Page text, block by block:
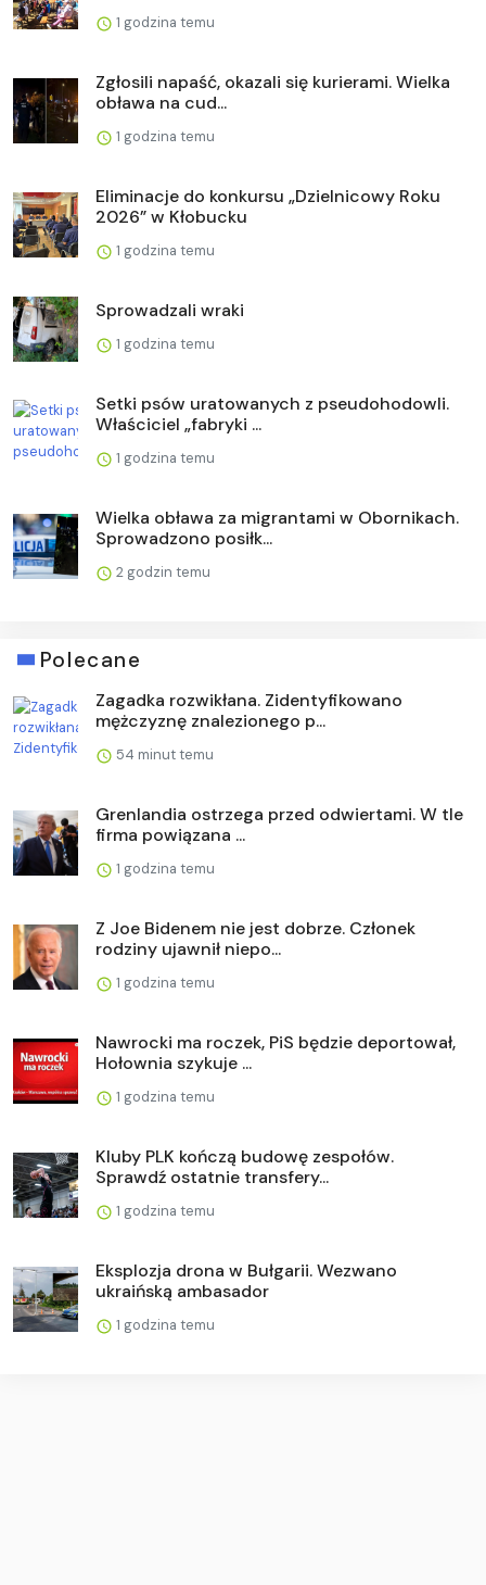
1 godzina temu
Zgłosili napaść, okazali się kurierami. Wielka
obława na cud...
1 godzina temu
Eliminacje do konkursu „Dzielnicowy Roku
2026” w Kłobucku
1 godzina temu
Sprowadzali wraki
1 godzina temu
Setki psów uratowanych z pseudohodowli.
Właściciel „fabryki ...
1 godzina temu
Wielka obława za migrantami w Obornikach.
Sprowadzono posiłk...
2 godzin temu
Polecane
Zagadka rozwikłana. Zidentyfikowano
mężczyznę znalezionego p...
54 minut temu
Grenlandia ostrzega przed odwiertami. W tle
firma powiązana ...
1 godzina temu
Z Joe Bidenem nie jest dobrze. Członek
rodziny ujawnił niepo...
1 godzina temu
Nawrocki ma roczek, PiS będzie deportował,
Hołownia szykuje ...
1 godzina temu
Kluby PLK kończą budowę zespołów.
Sprawdź ostatnie transfery...
1 godzina temu
Eksplozja drona w Bułgarii. Wezwano
ukraińską ambasador
1 godzina temu